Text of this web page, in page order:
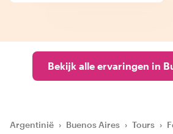
Bekijk alle ervaringen in
Argentinië › Buenos Aires › Tours ›